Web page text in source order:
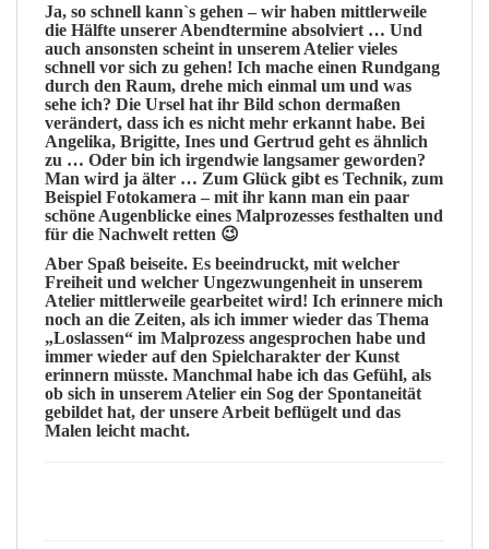
Ja, so schnell kann`s gehen – wir haben mittlerweile
die Hälfte unserer Abendtermine absolviert … Und
auch ansonsten scheint in unserem Atelier vieles
schnell vor sich zu gehen! Ich mache einen Rundgang
durch den Raum, drehe mich einmal um und was
sehe ich? Die Ursel hat ihr Bild schon dermaßen
verändert, dass ich es nicht mehr erkannt habe. Bei
Angelika, Brigitte, Ines und Gertrud geht es ähnlich
zu … Oder bin ich irgendwie langsamer geworden?
Man wird ja älter … Zum Glück gibt es Technik, zum
Beispiel Fotokamera – mit ihr kann man ein paar
schöne Augenblicke eines Malprozesses festhalten und
für die Nachwelt retten 😉
Aber Spaß beiseite. Es beeindruckt, mit welcher
Freiheit und welcher Ungezwungenheit in unserem
Atelier mittlerweile gearbeitet wird! Ich erinnere mich
noch an die Zeiten, als ich immer wieder das Thema
„Loslassen“ im Malprozess angesprochen habe und
immer wieder auf den Spielcharakter der Kunst
erinnern müsste. Manchmal habe ich das Gefühl, als
ob sich in unserem Atelier ein Sog der Spontaneität
gebildet hat, der unsere Arbeit beflügelt und das
Malen leicht macht.